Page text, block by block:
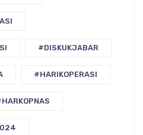
#DISKUKJABAR
#HARIKOPERASI